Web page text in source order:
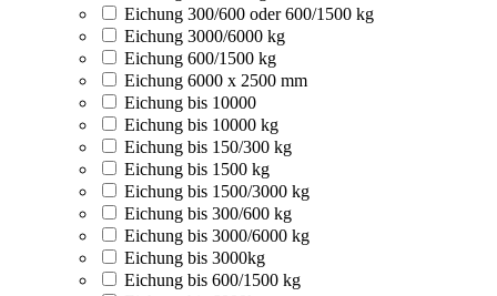
Eichung 300/600 oder 600/1500 kg
Eichung 3000/6000 kg
Eichung 600/1500 kg
Eichung 6000 x 2500 mm
Eichung bis 10000
Eichung bis 10000 kg
Eichung bis 150/300 kg
Eichung bis 1500 kg
Eichung bis 1500/3000 kg
Eichung bis 300/600 kg
Eichung bis 3000/6000 kg
Eichung bis 3000kg
Eichung bis 600/1500 kg